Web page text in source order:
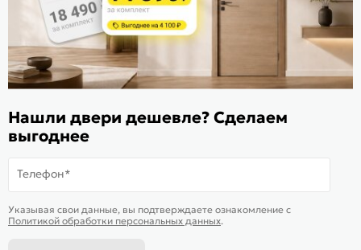
В корзину-6 993₽ Купить в 1 клик
ИКС 1340
© 2010—2026 Склад Дверей 169.RU
Пользовательское соглашение
Политика обработки персональных данных
Карта сайта
Нашли двери дешевле? Сделаем
выгоднее
Телефон*
Указывая свои данные, вы подтверждаете ознакомление c
Политикой обработки персональных данных.